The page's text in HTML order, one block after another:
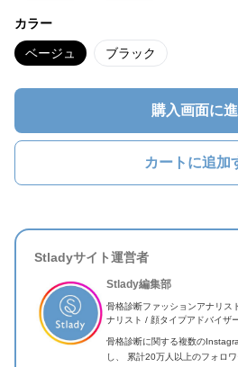
カラー
ベージュ ブラック
購入画面に
カートに追加
Stladyサイト運営者
Stlady編集部
骨格診断ファッションアナリス
ナリスト / 顔タイプアドバイザ
骨格診断に関する複数の
し、 累計20万人以上のフォロ